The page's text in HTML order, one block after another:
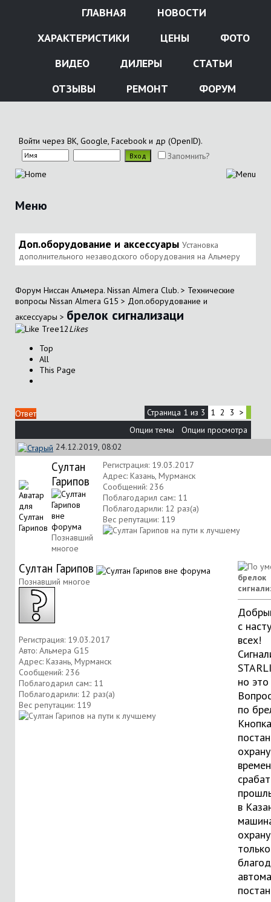
ГЛАВНАЯ
НОВОСТИ
ХАРАКТЕРИСТИКИ
ЦЕНЫ
ФОТО
ВИДЕО
ДИЛЕРЫ
СТАТЬИ
ОТЗЫВЫ
РЕМОНТ ФОРУМ
Войти через ВК, Google, Facebook и др (OpenID).
Запомнить?
Меню
Доп.оборудование и аксессуары Установка
дополнительного незаводского оборудования на Альмеру
Форум Ниссан Альмера. Nissan Almera Club. > Технические
вопросы Nissan Almera G15 > Доп.оборудование и
аксессуары > брелок сигнализаци
12Likes
Top
All
This Page
Ответ Страница 1 из 3 1 2 3 >
Опции темы
Опции просмотра
24.12.2019, 08:02
Султан
Гарипов
Познавший
многое
Регистрация: 19.03.2017
Адрес: Казань, Мурманск
Сообщений: 236
Поблагодарил сам:: 11
Поблагодарили: 12 раз(а)
Вес репутации: 119
Султан Гарипов
Познавший многое
Регистрация: 19.03.2017
Авто: Альмера G15
Адрес: Казань, Мурманск
Сообщений: 236
Поблагодарил сам:: 11
Поблагодарили: 12 раз(а)
Вес репутации: 119
брелок
с
всех!
но
по
Кнопка
в
только